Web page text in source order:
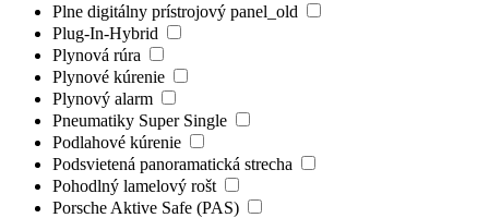
Plne digitálny prístrojový panel_old
Plug-In-Hybrid
Plynová rúra
Plynové kúrenie
Plynový alarm
Pneumatiky Super Single
Podlahové kúrenie
Podsvietená panoramatická strecha
Pohodlný lamelový rošt
Porsche Aktive Safe (PAS)